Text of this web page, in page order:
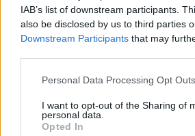
IAB’s list of downstream participants.
also be disclosed by us to third parties
Downstream Participants that may
Please note that this website/app uses
not limited to your visit or usage
grant or deny consent to Google and its
Personal Data Processing Opt Outs
I want to opt-out of the Sharing of
personal data.
Opted In
még semmi konkrétumot,
az első rész nézettségét és
döntenek majd a folytatásról.
Az RTL Klub őszének első hete
főleg annak tekintetében, hogy
Hétköznap: